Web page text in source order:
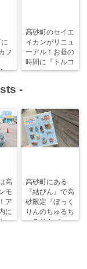
フ
』
高砂町のセイエ
イカンがリニュ
ーアル！お昼の
時間に『トルコ
コーヒー
-
高
モ
ア
に
ッ
高砂町にある
『結びん』で高
砂限定『ぼっく
りんのちゅるち
ゅるりん♪シー